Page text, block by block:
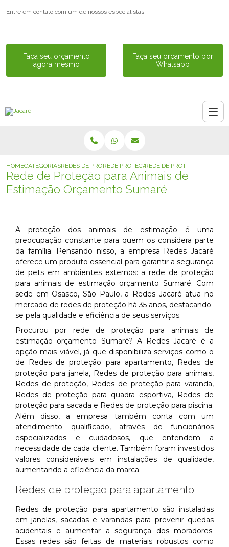
Entre em contato com um de nossos especialistas!
Faça seu orçamento
agora mesmo
Faça seu orçamento por
Whatsapp
HOMECATEGORIASREDES DE PROTECAO PARA ANIMAIS
REDE PROTECAO ANIMALREDE DE PROTECAO PARA
Rede de Proteção para Animais de
Estimação Orçamento Sumaré
A proteção dos animais de estimação é uma
preocupação constante para quem os considera parte
da família. Pensando nisso, a empresa Redes Jacaré
oferece um produto essencial para garantir a segurança
de pets em ambientes externos: a rede de proteção
para animais de estimação orçamento Sumaré. Com
sede em Osasco, São Paulo, a Redes Jacaré atua no
mercado de redes de proteção há 35 anos, destacando-
se pela qualidade e eficiência de seus serviços.
Procurou por rede de proteção para animais de
estimação orçamento Sumaré? A Redes Jacaré é a
opção mais viável, já que disponibiliza serviços como o
de Redes de proteção para apartamento, Redes de
proteção para janela, Redes de proteção para animais,
Redes de proteção, Redes de proteção para varanda,
Redes de proteção para quadra esportiva, Redes de
proteção para sacada e Redes de proteção para piscina.
Além disso, a empresa também conta com um
atendimento qualificado, através de funcionários
especializados e cuidadosos, que entendem a
necessidade de cada cliente. Também foram investidos
valores consideráveis em instalações de qualidade,
aumentando a eficiência da marca.
Redes de proteção para apartamento
Redes de proteção para apartamento são instaladas
em janelas, sacadas e varandas para prevenir quedas
acidentais e aumentar a segurança dos moradores.
Essas redes são feitas de materiais robustos como